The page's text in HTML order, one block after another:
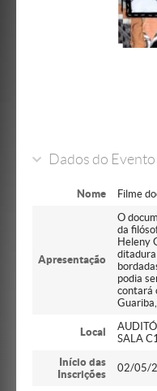
Dados do Evento
Nome Filme
Apresentação
O
da
Heleny
podia
contará
Local
SALA
Início das
Inscrições
02/05/